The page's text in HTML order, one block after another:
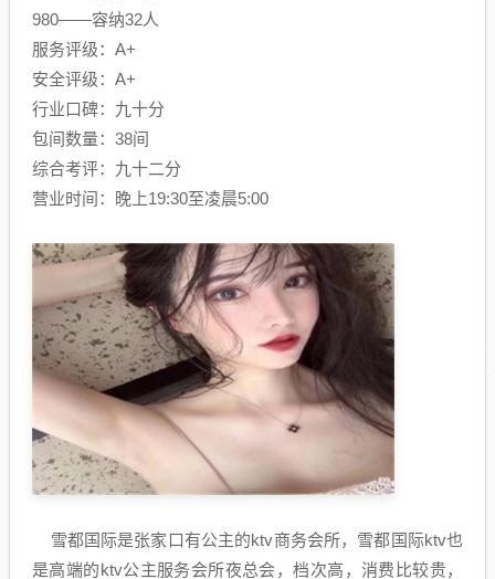
980——容纳32人
服务评级：A+
安全评级：A+
行业口碑：九十分
包间数量：38间
综合考评：九十二分
营业时间：晚上19:30至凌晨5:00
雪都国际是张家口有公主的ktv商务会所，雪都国际ktv也
是高端的ktv公主服务会所夜总会，档次高，消费比较贵，